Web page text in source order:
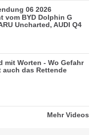
06 2026
vom BYD Dolphin G
Uncharted, AUDI Q4
mit Worten - Wo Gefahr
auch das Rettende
Mehr Videos